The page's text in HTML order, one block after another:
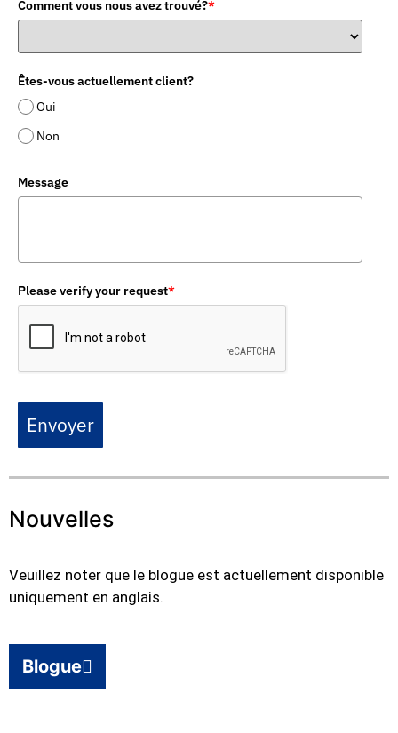
Comment vous nous avez trouvé?*
Êtes-vous actuellement client?
Oui
Non
Message
Please verify your request*
Envoyer
Nouvelles
Veuillez noter que le blogue est actuellement disponible
uniquement en anglais.
Blogue